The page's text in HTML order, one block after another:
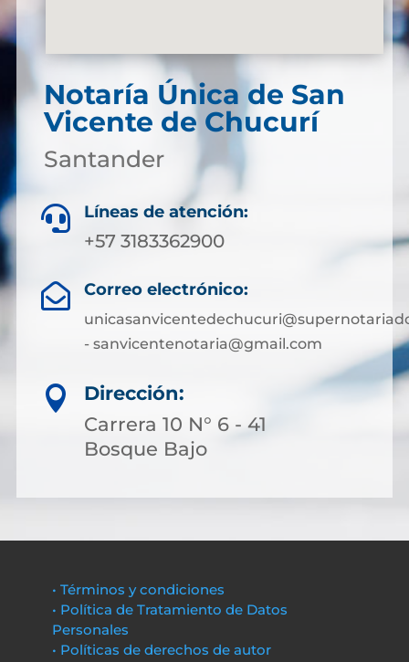
Notaría Única de San
Vicente de Chucurí
Santander
 Líneas de atención:
+57 3183362900
 Correo electrónico:
- sanvicentenotaria@gmail.com

Dirección:
Carrera 10 N° 6 - 41
Bosque Bajo
• Términos y condiciones
• Política de Tratamiento de Datos
Personales
• Políticas de derechos de autor